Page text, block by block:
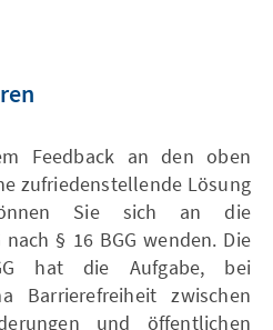
Feedback an den oben
zufriedenstellende Lösung
Sie sich an die
§ 16 BGG wenden. Die
hat die Aufgabe, bei
Barrierefreiheit zwischen
und öffentlichen